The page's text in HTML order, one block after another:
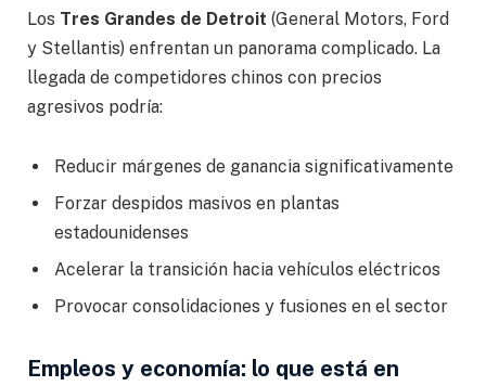
Los Tres Grandes de Detroit (General Motors, Ford
y Stellantis) enfrentan un panorama complicado. La
llegada de competidores chinos con precios
agresivos podría:
Reducir márgenes de ganancia significativamente
Forzar despidos masivos en plantas
estadounidenses
Acelerar la transición hacia vehículos eléctricos
Provocar consolidaciones y fusiones en el sector
Empleos y economía: lo que está en